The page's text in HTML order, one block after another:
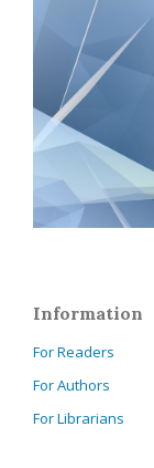
Information
For Readers
For Authors
For Librarians